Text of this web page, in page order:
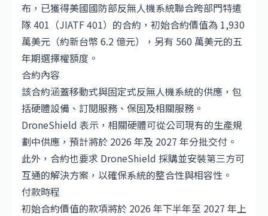
布，已獲得美國國防部反無人機系統聯合跨部門特遣
隊 401（JIATF 401）的合約，初始合約價值為 1,930
萬美元（約新台幣 6.2 億元），另有 560 萬美元的五
年期選擇權額度。
合約內容
該合約涵蓋移動式與固定式反無人機系統的供應，包
括硬體設備、訂閱服務、保固及相關服務。
DroneShield 表示，相關硬體可從公司現有的生產規
劃中供應，預計將於 2026 年及 2027 年分批交付。
此外，合約也要求 DroneShield 採購並安裝第三方可
互通的解決方案，以確保系統的整合性與相容性。
付款時程
初始合約價值的款項將於 2026 年下半年至 2027 年上